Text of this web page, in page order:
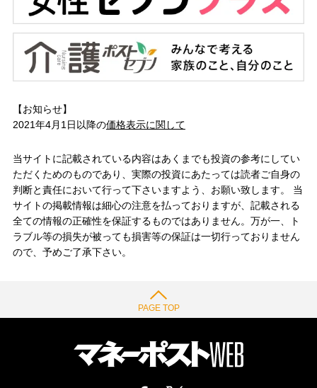
【お知らせ】
2021年4月1日以降の価格表示に関して
当サイトに記載されている内容はあくまでも投資の参考にしてい
ただくためのものであり、実際の投資にあたっては読者ご自身の
判断と責任において行って下さいますよう、お願い致します。 当
サイトの掲載情報は細心の注意を払っておりますが、記載される
全ての情報の正確性を保証するものではありません。万が一、ト
ラブル等の損失が被っても損害等の保証は一切行っておりません
ので、予めご了承下さい。
PAGE TOP